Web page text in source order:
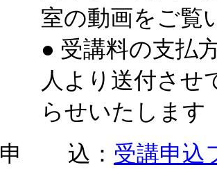
室の動画をご覧
● 受講料の支払
人より送付させ
らせいたします
申 込： 受講申込